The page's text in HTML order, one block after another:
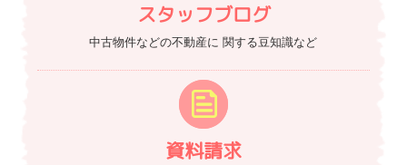
スタッフブログ
中古物件などの不動産に 関する豆知識など
資料請求